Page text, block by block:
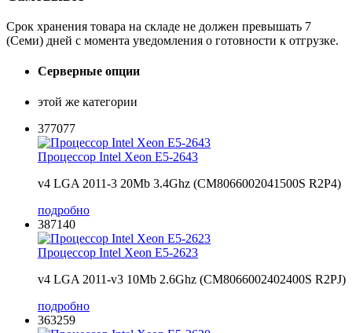
Срок хранения товара на складе не должен превышать 7
(Семи) дней с момента уведомления о готовности к отгрузке.
Серверные опции
этой же категории
377077
Процессор Intel Xeon E5-2643
v4 LGA 2011-3 20Mb 3.4Ghz (CM8066002041500S R2P4)
подробно
387140
Процессор Intel Xeon E5-2623
v4 LGA 2011-v3 10Mb 2.6Ghz (CM8066002402400S R2PJ)
подробно
363259